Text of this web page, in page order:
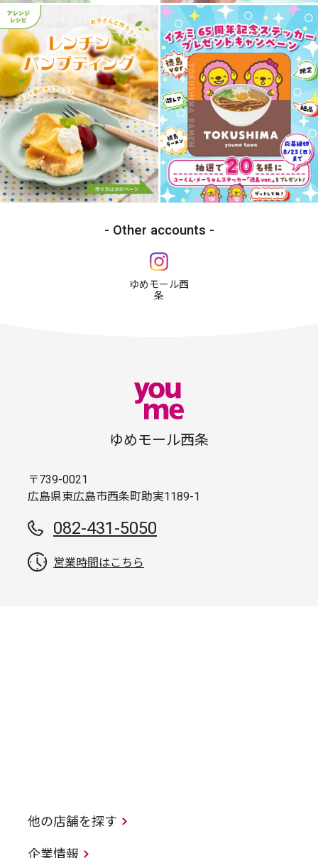
Other accounts
ゆめモール西
条
ゆめモール西条
〒739-0021
広島県東広島市西条町助実1189-1
082-431-5050
営業時間はこちら
他の店舗を探す
企業情報